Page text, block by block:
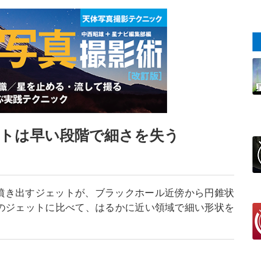
は早い段階で細さを失う
出すジェットが、ブラックホール近傍から円錐状
ェットに比べて、はるかに近い領域で細い形状を